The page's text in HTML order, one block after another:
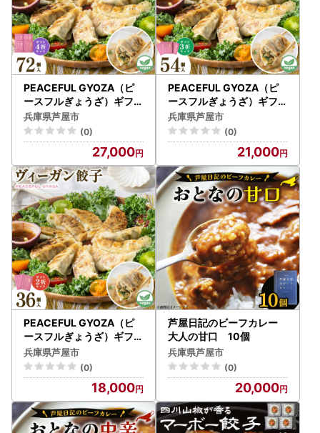
PEACEFUL GYOZA（ピ
ースフルぎょうざ）ギフト
4折セット (18個入り×4
箱)
兵庫県芦屋市
(0)
27,000
PEACEFUL GYOZA（ピ
ースフルぎょうざ）ギフト
3折セット (18個入り×3
箱)
兵庫県芦屋市
(0)
21,000
PEACEFUL GYOZA（ピ
ースフルぎょうざ）ギフト
2折セット (18個入り×2
箱)
兵庫県芦屋市
(0)
18,000
芦屋日記のビーフカレー
大人の甘口 10個
兵庫県芦屋市
(0)
20,000